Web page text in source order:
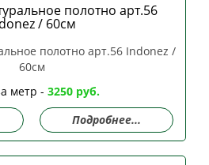
полотно арт.56
/ 60см
метр - 3250 руб.
Подробнее...